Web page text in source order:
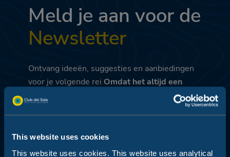
This website uses cookies
This website uses cookies. This website uses analytical
Meld je aan voor de
Newsletter
Ontvang ideeën, suggesties en aanbiedingen
voor je volgende rei Omdat het altijd een
goed moment is om aan vakantie te denken.
ik hetprivacybeleidheb gelezen